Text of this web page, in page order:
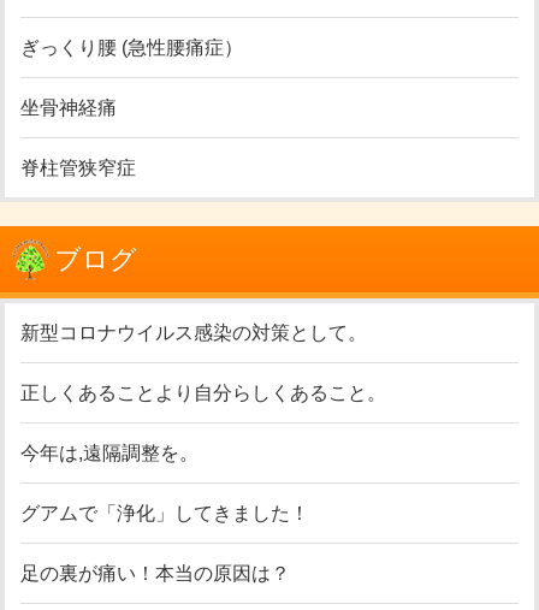
ぎっくり腰 (急性腰痛症）
坐骨神経痛
脊柱管狭窄症
ブログ
新型コロナウイルス感染の対策として。
正しくあることより自分らしくあること。
今年は,遠隔調整を。
グアムで「浄化」してきました！
足の裏が痛い！本当の原因は？